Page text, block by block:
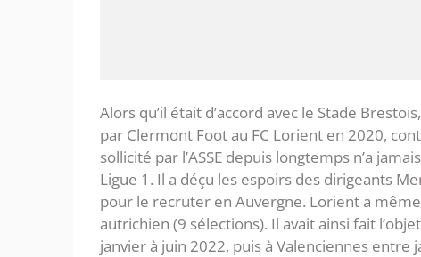
Alors qu’il était d’accord avec le Stade
par Clermont Foot au FC Lorient en 2020,
sollicité par l’ASSE depuis longtemps n’a
Ligue 1. Il a déçu les espoirs des dirigeants
pour le recruter en Auvergne. Lorient a
autrichien (9 sélections). Il avait ainsi fait
janvier à juin 2022, puis à Valenciennes entre